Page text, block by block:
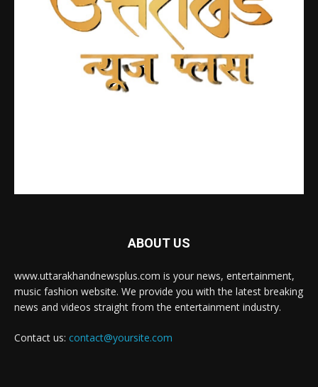
ABOUT US
www.uttarakhandnewsplus.com is your news, entertainment,
music fashion website. We provide you with the latest breaking
news and videos straight from the entertainment industry.
Contact us: contact@yoursite.com